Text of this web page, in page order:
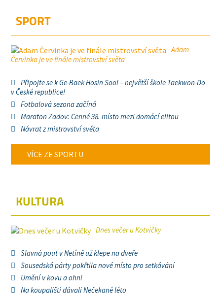
SPORT
Adam
Červinka je ve finále mistrovství světa
Připojte se k Ge-Baek Hosin Sool – největší škole Taekwon-Do
v České republice!
Fotbalová sezona začíná
Maraton Zadov: Cenné 38. místo mezi domácí elitou
Návrat z mistrovství světa
VÍCE ZE SPORTU
KULTURA
Dnes večer u Kotvičky
Slavná pouť v Netíně už klepe na dveře
Sousedská párty pokřtila nové místo pro setkávání
Umění v kovu a ohni
Na koupališti dávali Nečekané léto